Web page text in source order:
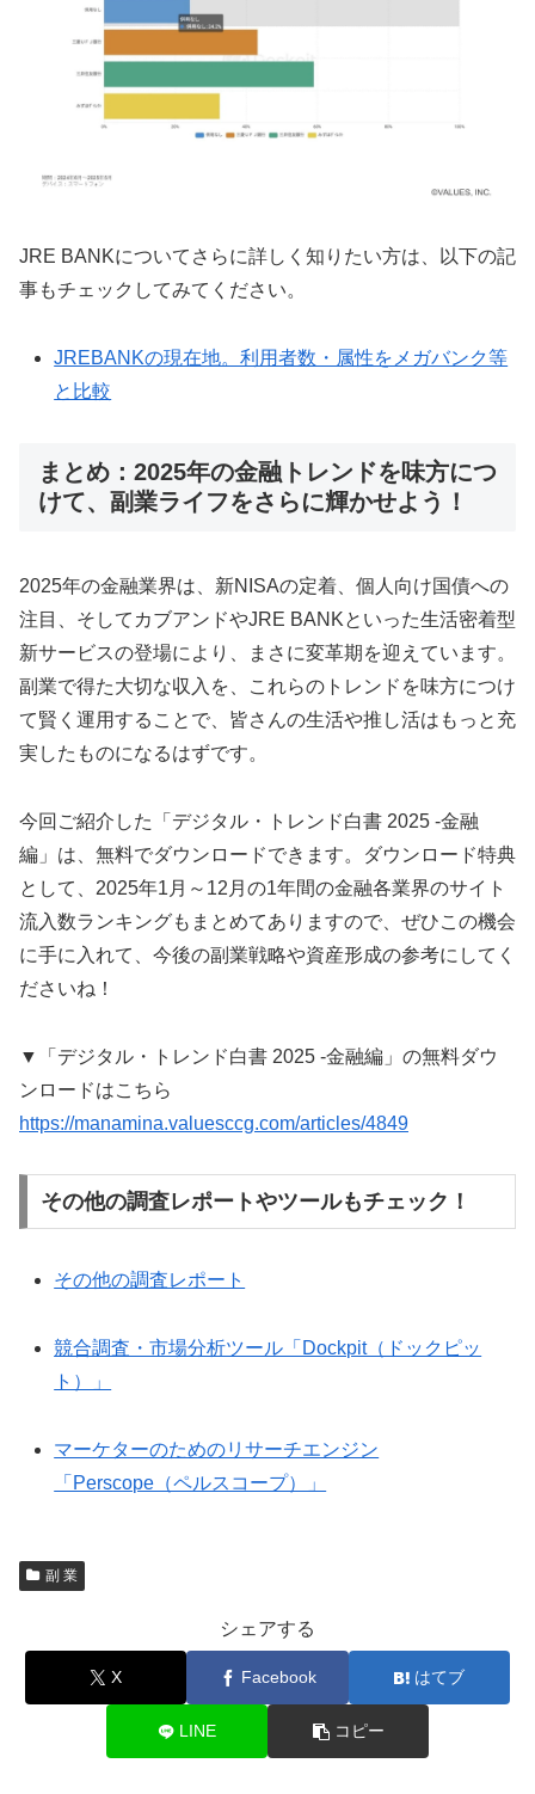
JRE BANKについてさらに詳しく知りたい方は、以下の記
事もチェックしてみてください。
JREBANKの現在地。利用者数・属性をメガバンク等
と比較
まとめ：2025年の金融トレンドを味方につ
けて、副業ライフをさらに輝かせよう！
2025年の金融業界は、新NISAの定着、個人向け国債への
注目、そしてカブアンドやJRE BANKといった生活密着型
新サービスの登場により、まさに変革期を迎えています。
副業で得た大切な収入を、これらのトレンドを味方につけ
て賢く運用することで、皆さんの生活や推し活はもっと充
実したものになるはずです。
今回ご紹介した「デジタル・トレンド白書 2025 -金融
編」は、無料でダウンロードできます。ダウンロード特典
として、2025年1月～12月の1年間の金融各業界のサイト
流入数ランキングもまとめてありますので、ぜひこの機会
に手に入れて、今後の副業戦略や資産形成の参考にしてく
ださいね！
▼「デジタル・トレンド白書 2025 -金融編」の無料ダウ
ンロードはこちら
https://manamina.valuesccg.com/articles/4849
その他の調査レポートやツールもチェック！
その他の調査レポート
競合調査・市場分析ツール「Dockpit（ドックピッ
ト）」
マーケターのためのリサーチエンジン
「Perscope（ペルスコープ）」
副 業
シェアする
X Facebook はてブ
LINE コピー